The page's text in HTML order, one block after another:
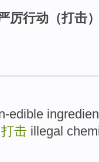
厉行动（打击
edible
打击 illegal